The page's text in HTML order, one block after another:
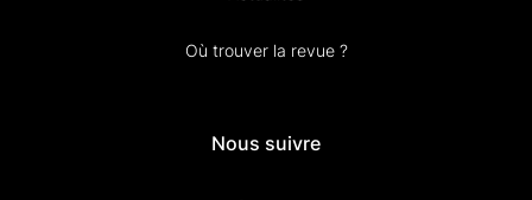
Où trouver la revue ?
Nous suivre